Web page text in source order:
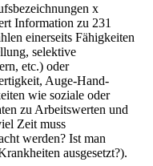
x
Information zu 231
einerseits Fähigkeiten
selektive
etc.) oder
Auge-Hand-
wie soziale oder
zu Arbeitswerten und
Zeit muss
werden? Ist man
ausgesetzt?).